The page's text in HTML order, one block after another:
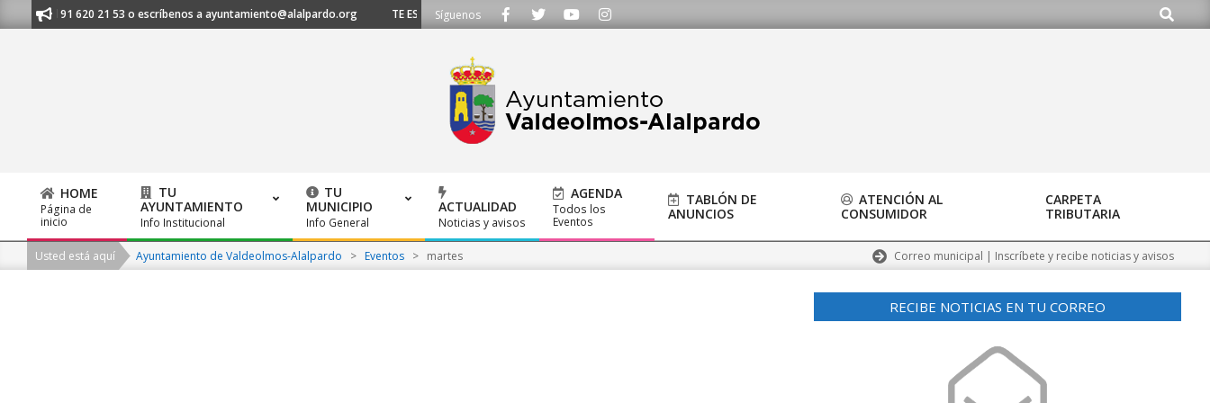
to
al 91 620 21 53 o escríbenos a ayuntamiento@alalpardo.org TE ESCUCHAMOS - Llámanos al 91 620 21 53 o escríbenos a ayuntamiento@alalpardo.org
Síguenos Buscar
Primary
Navigation
Menu
HOME
Página de
inicio
TU
AYUNTAMIENTO
Info Institucional
TU
MUNICIPIO
Info General
ACTUALIDAD
Noticias y avisos
AGENDA
Todos los
Eventos
TABLÓN DE
ANUNCIOS
ATENCIÓN AL
CONSUMIDOR
CARPETA
TRIBUTARIA
Usted está aquí Ayuntamiento de Valdeolmos-Alalpardo > Eventos > martes Correo municipal | Inscríbete y recibe noticias y avisos
RECIBE NOTICIAS EN TU CORREO